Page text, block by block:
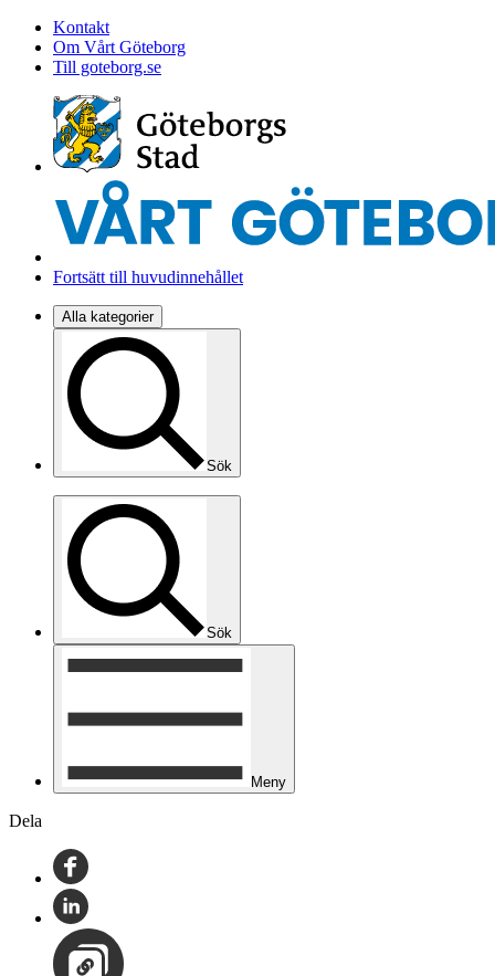
Kontakt
Om Vårt Göteborg
Till goteborg.se
Fortsätt till huvudinnehållet
Alla kategorier
Sök
Sök
Meny
Dela